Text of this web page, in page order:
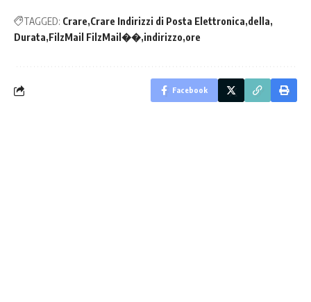
TAGGED: Crare Crare Indirizzi di Posta Elettronica della
Durata FilzMail FilzMail�� indirizzo ore
Facebook